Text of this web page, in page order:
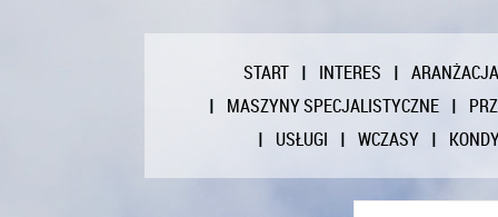
START INTERES
ARANŻACJA
MASZYNY SPECJALISTYCZNE
USŁUGI
WCZASY